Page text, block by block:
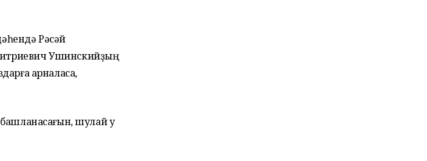
Рәсәй
Ушинскийҙың
арналасаҡ,
шулай уҡ